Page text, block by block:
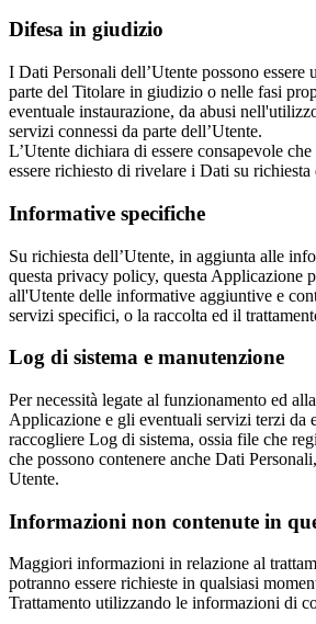
Difesa in giudizio
I Dati Personali dell’Utente possono essere
parte del Titolare in giudizio o nelle fasi
eventuale instaurazione, da abusi
servizi connessi da parte dell’Utente.
L’Utente dichiara di essere consapevole
essere richiesto di rivelare i Dati su
Informative specifiche
Su richiesta dell’Utente, in aggiunta alle
questa privacy policy, questa Applicazione
all'Utente delle informative aggiuntive e
servizi specifici, o la raccolta ed il
Log di sistema e manutenzione
Per necessità legate al funzionamento ed
Applicazione e gli eventuali servizi terzi da
raccogliere Log di sistema, ossia file che
che possono contenere anche Dati
Utente.
Informazioni non contenute in
Maggiori informazioni in relazione al
potranno essere richieste in qualsiasi
Trattamento utilizzando le informazioni di